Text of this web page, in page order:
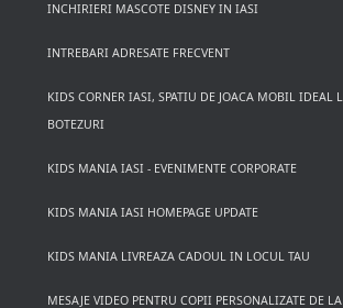
INCHIRIERI MASCOTE DISNEY IN IASI
INTREBARI ADRESATE FRECVENT
KIDS CORNER IASI, SPATIU DE JOACA MOBIL IDEAL
BOTEZURI
KIDS MANIA IASI - EVENIMENTE CORPORATE
KIDS MANIA IASI HOMEPAGE UPDATE
KIDS MANIA LIVREAZA CADOUL IN LOCUL TAU
MESAJE VIDEO PENTRU COPII PERSONALIZATE DE